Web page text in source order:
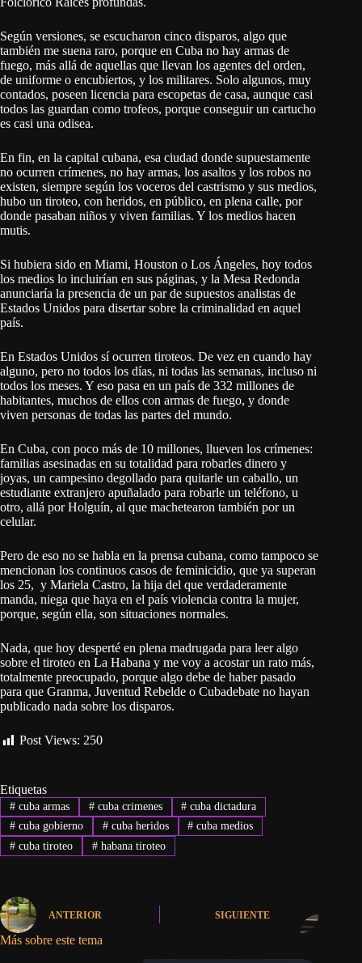
Según versiones, se escucharon cinco disparos, algo que
también me suena raro, porque en Cuba no hay armas de
fuego, más allá de aquellas que llevan los agentes del orden,
de uniforme o encubiertos, y los militares. Solo algunos, muy
contados, poseen licencia para escopetas de casa, aunque casi
todos las guardan como trofeos, porque conseguir un cartucho
es casi una odisea.
En fin, en la capital cubana, esa ciudad donde supuestamente
no ocurren crímenes, no hay armas, los asaltos y los robos no
existen, siempre según los voceros del castrismo y sus medios,
hubo un tiroteo, con heridos, en público, en plena calle, por
donde pasaban niños y viven familias. Y los medios hacen
mutis.
Si hubiera sido en Miami, Houston o Los Ángeles, hoy todos
los medios lo incluirían en sus páginas, y la Mesa Redonda
anunciaría la presencia de un par de supuestos analistas de
Estados Unidos para disertar sobre la criminalidad en aquel
país.
En Estados Unidos sí ocurren tiroteos. De vez en cuando hay
alguno, pero no todos los días, ni todas las semanas, incluso ni
todos los meses. Y eso pasa en un país de 332 millones de
habitantes, muchos de ellos con armas de fuego, y donde
viven personas de todas las partes del mundo.
En Cuba, con poco más de 10 millones, llueven los crímenes:
familias asesinadas en su totalidad para robarles dinero y
joyas, un campesino degollado para quitarle un caballo, un
estudiante extranjero apuñalado para robarle un teléfono, u
otro, allá por Holguín, al que machetearon también por un
celular.
Pero de eso no se habla en la prensa cubana, como tampoco se
mencionan los continuos casos de feminicidio, que ya superan
los 25, y Mariela Castro, la hija del que verdaderamente
manda, niega que haya en el país violencia contra la mujer,
porque, según ella, son situaciones normales.
Nada, que hoy desperté en plena madrugada para leer algo
sobre el tiroteo en La Habana y me voy a acostar un rato más,
totalmente preocupado, porque algo debe de haber pasado
para que Granma, Juventud Rebelde o Cubadebate no hayan
publicado nada sobre los disparos.
Post Views: 250
Etiquetas
#cuba armas #cuba crimenes # cuba dictadura
#cuba gobierno #cuba heridos # cuba medios
#cuba tiroteo #habana tiroteo
ANTERIOR SIGUIENTE
Más sobre este tema